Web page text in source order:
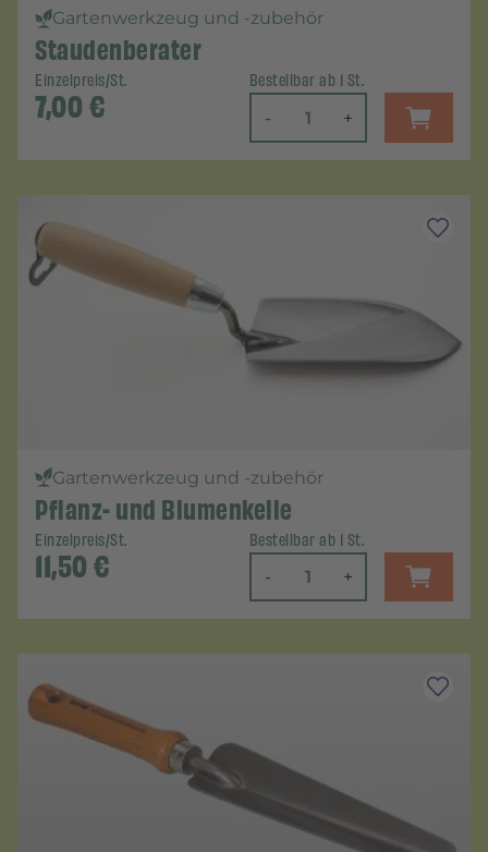
Gartenwerkzeug und -zubehör
Staudenberater
Einzelpreis/St.
7,00€
Bestellbar ab 1 St.
- +
Gartenwerkzeug und -zubehör
Pflanz- und Blumenkelle
Einzelpreis/St.
11,50€
Bestellbar ab 1 St.
- +